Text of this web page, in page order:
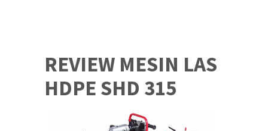
REVIEW MESIN LAS
HDPE SHD 315